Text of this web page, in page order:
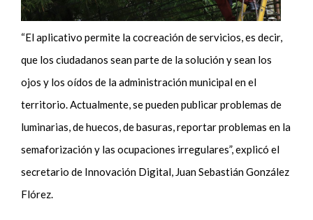
“El aplicativo permite la cocreación de servicios, es decir,
que los ciudadanos sean parte de la solución y sean los
ojos y los oídos de la administración municipal en el
territorio. Actualmente, se pueden publicar problemas de
luminarias, de huecos, de basuras, reportar problemas en la
semaforización y las ocupaciones irregulares”, explicó el
secretario de Innovación Digital, Juan Sebastián González
Flórez.